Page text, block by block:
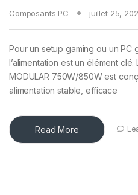
Composants PC juillet 25,
Pour un setup gaming ou un PC
l’alimentation est un élément clé.
MODULAR 750W/850W est
alimentation stable, efficace
Read More